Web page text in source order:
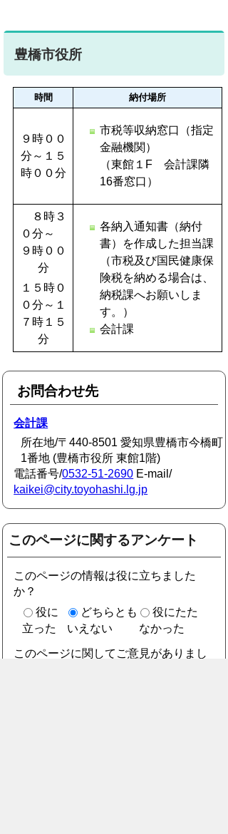
豊橋市役所
時間 納付場所
９時００
分～１５
時００分
市税等収納窓口（指定
金融機関）
（東館１F 会計課隣
16番窓口）
８時３
０分～
９時００
分
１５時０
０分～１
７時１５
分
各納入通知書（納付
書）を作成した担当課
（市税及び国民健康保
険税を納める場合は、
納税課へお願いしま
す。）
会計課
お問合わせ先
会計課
所在地/〒440-8501 愛知県豊橋市今橋町
1番地 (豊橋市役所 東館1階)
電話番号/0532-51-2690 E-mail/
kaikei@city.toyohashi.lg.jp
このページに関するアンケート
このページの情報は役に立ちました
か？
役に
立った
どちらとも
いえない
役にたた
なかった
このページに関してご意見がありまし